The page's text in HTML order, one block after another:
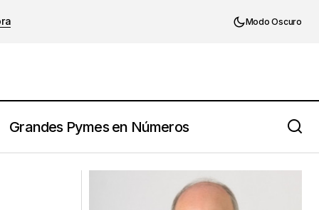
Modo Oscuro
Grandes Pymes en Números
La competitividad y el ego del